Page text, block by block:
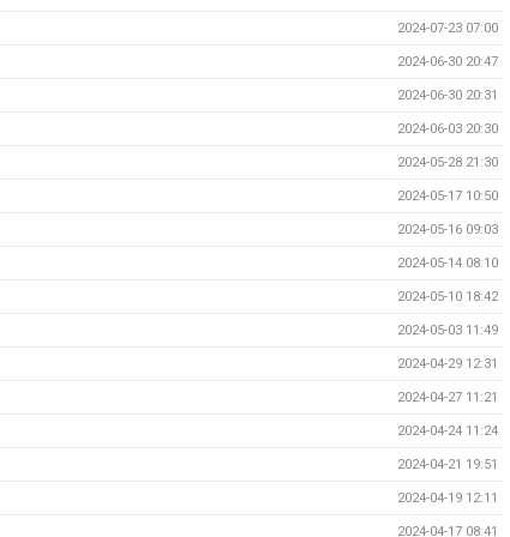
2024-07-23 07:00
2024-06-30 20:47
2024-06-30 20:31
2024-06-03 20:30
2024-05-28 21:30
2024-05-17 10:50
2024-05-16 09:03
2024-05-14 08:10
2024-05-10 18:42
2024-05-03 11:49
2024-04-29 12:31
2024-04-27 11:21
2024-04-24 11:24
2024-04-21 19:51
2024-04-19 12:11
2024-04-17 08:41